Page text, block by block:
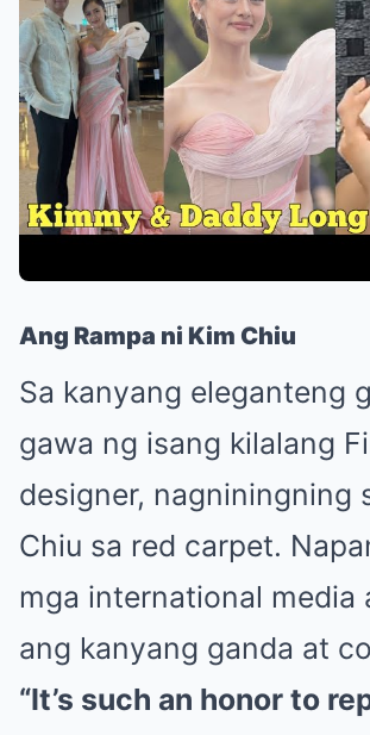
Ang Rampa ni Kim Chiu
Sa kanyang eleganteng
gawa ng isang kilalang
designer, nagniningning
Chiu sa red carpet.
mga international media
ang kanyang ganda at
“It’s such an honor to